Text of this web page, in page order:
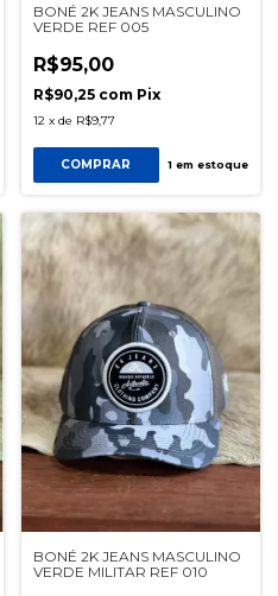
BONÉ 2K JEANS MASCULINO
VERDE REF 005
R$95,00
R$90,25 com Pix
12 x de R$9,77
COMPRAR 1 em estoque
BONÉ 2K JEANS MASCULINO
VERDE MILITAR REF 010